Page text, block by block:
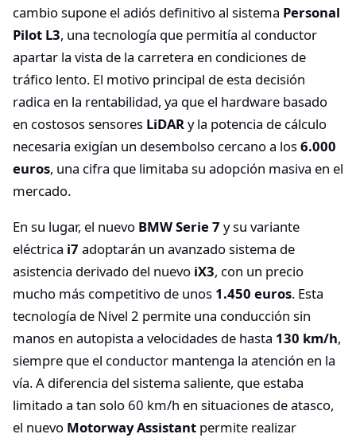
cambio supone el adiós definitivo al sistema Personal
Pilot L3, una tecnología que permitía al conductor
apartar la vista de la carretera en condiciones de
tráfico lento. El motivo principal de esta decisión
radica en la rentabilidad, ya que el hardware basado
en costosos sensores LiDARy la potencia de cálculo
necesaria exigían un desembolso cercano a los6.000
euros, una cifra que limitaba su adopción masiva en el
mercado.
En su lugar, el nuevo BMW Serie 7 y su variante
eléctrica i7 adoptarán un avanzado sistema de
asistencia derivado del nuevo iX3, con un precio
mucho más competitivo de unos 1.450 euros. Esta
tecnología de Nivel 2 permite una conducción sin
manos en autopista a velocidades de hasta 130 km/h,
siempre que el conductor mantenga la atención en la
vía. A diferencia del sistema saliente, que estaba
limitado a tan solo 60 km/h en situaciones de atasco,
el nuevo Motorway Assistant permite realizar